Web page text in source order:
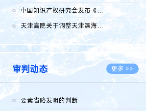
中国知识产权研究会发布《2025年度中国企业海外知识产权纠纷调查...
2026.08.07
天津高院关于调整天津滨海高新技术产业开发区华苑科技园一审普通...
2026.08.07
审判动态 更多 >>
要素省略发明的判断